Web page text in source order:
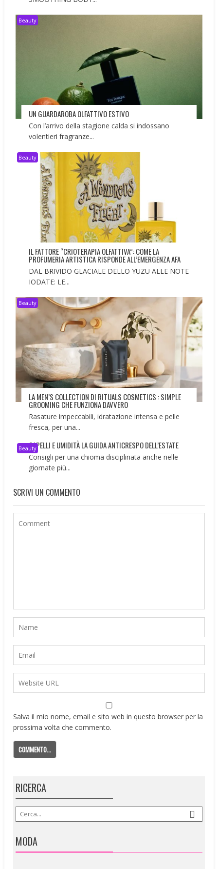
Beauty
UN GUARDAROBA OLFATTIVO ESTIVO
Con l’arrivo della stagione calda si indossano
volentieri fragranze...
Beauty
IL FATTORE “CRIOTERAPIA OLFATTIVA”: COME LA
PROFUMERIA ARTISTICA RISPONDE ALL’EMERGENZA AFA
DAL BRIVIDO GLACIALE DELLO YUZU ALLE NOTE
IODATE: LE...
Beauty
LA MEN’S COLLECTION DI RITUALS COSMETICS : SIMPLE
GROOMING CHE FUNZIONA DAVVERO
Rasature impeccabili, idratazione intensa e pelle
fresca, per una...
BeautyCAPELLI E UMIDITÀ LA GUIDA ANTICRESPO DELL’ESTATE
Consigli per una chioma disciplinata anche nelle
giornate più...
SCRIVI UN COMMENTO
Salva il mio nome, email e sito web in questo browser per la
prossima volta che commento.
RICERCA
MODA